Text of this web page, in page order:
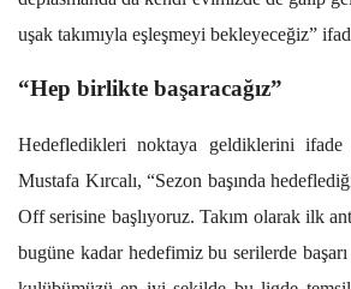
uşak takımıyla eşleşmeyi bekleyeceğiz”
“Hep birlikte başaracağız”
Hedefledikleri noktaya geldiklerini ifade
Mustafa Kırcalı, “Sezon başında
Off serisine başlıyoruz. Takım olarak ilk
bugüne kadar hedefimiz bu serilerde